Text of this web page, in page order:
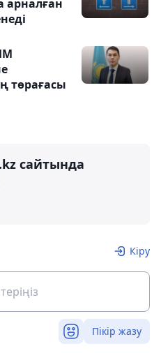
арналған
төрағасы
сайтында
Кіру
Пікір жазу